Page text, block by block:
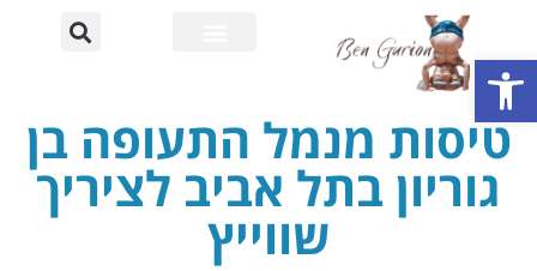
טיסות מנמל התעופה בן
גוריון בתל אביב לציריך
שווייץ
פתח סרגל נגישות